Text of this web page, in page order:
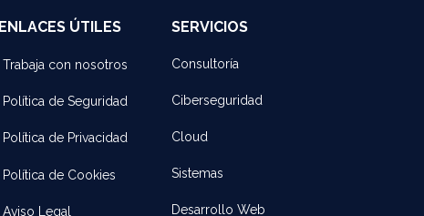
ENLACES ÚTILES
Trabaja con noso​tros
Política de Seguridad
Política de Privacidad
Política de Cookies
Aviso Legal
SERVICIOS
Consultoría
Ciberseguridad
Cloud
Sistemas
Desarrollo Web